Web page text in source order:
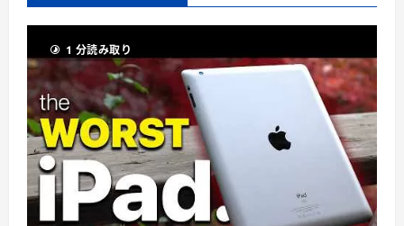
1 分読み取り